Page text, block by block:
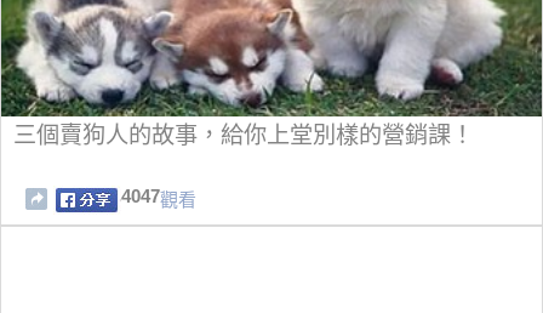
三個賣狗人的故事，給你上堂別樣的營銷課！
4047觀看